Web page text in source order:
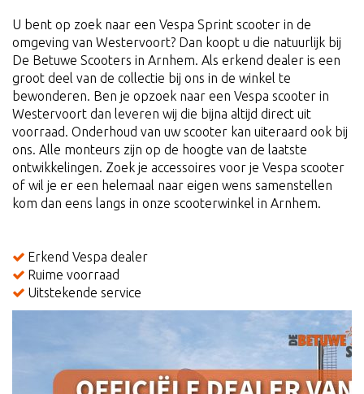
U bent op zoek naar een Vespa Sprint scooter in de
omgeving van Westervoort? Dan koopt u die natuurlijk bij
De Betuwe Scooters in Arnhem. Als erkend dealer is een
groot deel van de collectie bij ons in de winkel te
bewonderen. Ben je opzoek naar een Vespa scooter in
Westervoort dan leveren wij die bijna altijd direct uit
voorraad. Onderhoud van uw scooter kan uiteraard ook bij
ons. Alle monteurs zijn op de hoogte van de laatste
ontwikkelingen. Zoek je accessoires voor je Vespa scooter
of wil je er een helemaal naar eigen wens samenstellen
kom dan eens langs in onze scooterwinkel in Arnhem.
Erkend Vespa dealer
Ruime voorraad
Uitstekende service